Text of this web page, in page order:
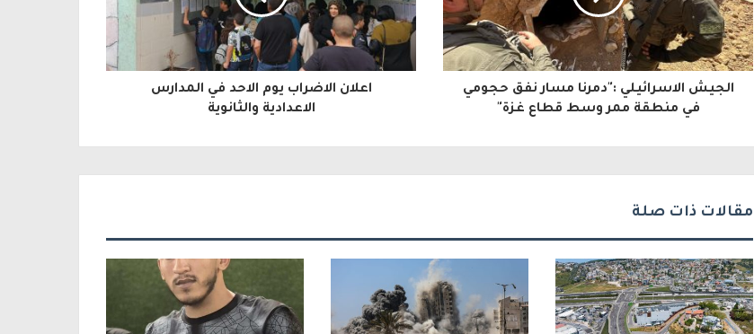
ك
ا
ل
و
ن
ي
الجيش الاسرائيلي :"دمرنا مسار نفق حجومي
في منطقة ممر وسط قطاع غزة"
اعلان الاضراب يوم الاحد في المدارس
الاعدادية والثانوية
مقالات ذات صلة